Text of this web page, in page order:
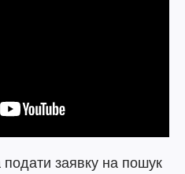
заявку на пошук